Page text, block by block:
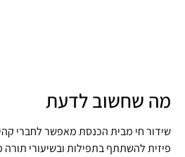
מה שחשוב לדעת
שידור חי מבית הכנסת מאפשר לחברי
פיזית להשתתף בתפילות ובשיעורי תורה